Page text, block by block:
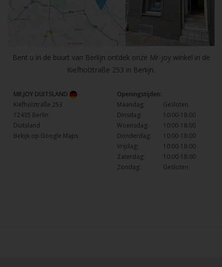
Bent u in de buurt van Berlijn ontdek onze Mr-joy winkel in de
Kiefholztraße 253 in Berlijn.
MR.JOY DUITSLAND
Kiefholztraße 253
12435 Berlin
Duitsland
Bekijk op Google Maps
Openingstijden:
Maandag:
Gesloten
Dinsdag:
10:00-18:00
Woensdag:
10:00-18:00
Donderdag:
10:00-18:00
Vrijdag:
10:00-18:00
Zaterdag:
10:00-18:00
Zondag:
Gesloten